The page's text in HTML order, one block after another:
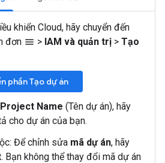
khiển Cloud, hãy chuyển đến
đơn menu > IAM và quản trị > Tạo
phần Tạo dự án
Project Name (Tên dự án), hãy
cho dự án của bạn.
Để chỉnh sửa mã dự án, hãy
. Bạn không thể thay đổi mã dự án